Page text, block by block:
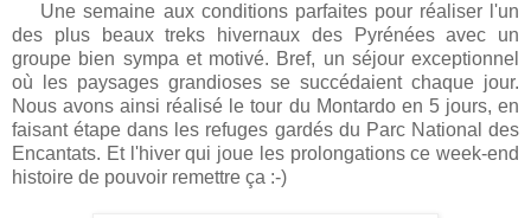
Une semaine aux conditions parfaites pour réaliser l'un
des plus beaux treks hivernaux des Pyrénées avec un
groupe bien sympa et motivé. Bref, un séjour exceptionnel
où les paysages grandioses se succédaient chaque jour.
Nous avons ainsi réalisé le tour du Montardo en 5 jours, en
faisant étape dans les refuges gardés du Parc National des
Encantats. Et l'hiver qui joue les prolongations ce week-end
histoire de pouvoir remettre ça :-)